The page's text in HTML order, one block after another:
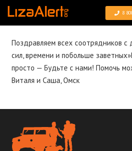
8
Поздравляем всех соотрядников
сил, времени и побольше
просто — Будьте с нами! Помочь
Виталя и Саша, Омск